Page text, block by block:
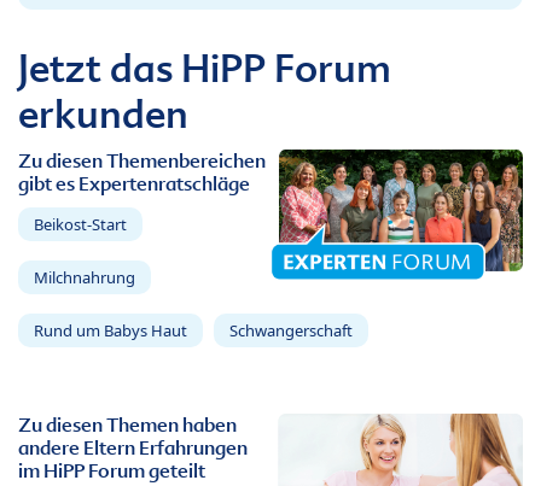
Jetzt das HiPP Forum
erkunden
Zu diesen Themenbereichen
gibt es Expertenratschläge
Beikost-Start
Milchnahrung
Rund um Babys Haut Schwangerschaft
Zu diesen Themen haben
andere Eltern Erfahrungen
im HiPP Forum geteilt